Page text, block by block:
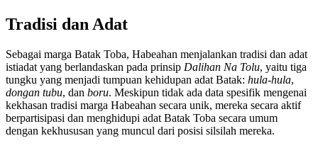
Tradisi dan Adat
Sebagai marga Batak Toba, Habeahan menjalankan tradisi dan adat
istiadat yang berlandaskan pada prinsip Dalihan Na Tolu, yaitu tiga
tungku yang menjadi tumpuan kehidupan adat Batak: hula-hula,
dongan tubu, dan boru. Meskipun tidak ada data spesifik mengenai
kekhasan tradisi marga Habeahan secara unik, mereka secara aktif
berpartisipasi dan menghidupi adat Batak Toba secara umum
dengan kekhususan yang muncul dari posisi silsilah mereka.